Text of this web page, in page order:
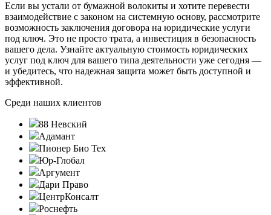
Если вы устали от бумажной волокиты и хотите перевести
взаимодействие с законом на системную основу, рассмотрите
возможность заключения договора на юридические услуги
под ключ. Это не просто трата, а инвестиция в безопасность
вашего дела. Узнайте актуальную стоимость юридических
услуг под ключ для вашего типа деятельности уже сегодня —
и убедитесь, что надежная защита может быть доступной и
эффективной.
Среди наших клиентов
88 Невский
Адамант
Пионер Био Тех
Юр-Глобал
Аргумент
Дари Право
ЦентрКонсалт
Роснефть